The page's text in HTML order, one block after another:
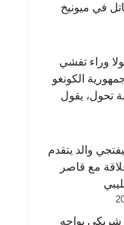
في ميونيخ
وراء تفشي
الكونغو
تحول، يقول
والد يتقدم
مع قاصر
يواجه